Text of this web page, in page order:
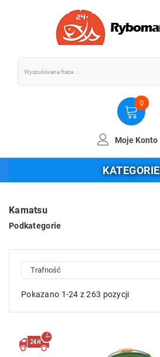
0
Moje Konto
KATEGORIE
Kamatsu
Podkategorie
Trafność
Pokazano 1-24 z 263 pozycji